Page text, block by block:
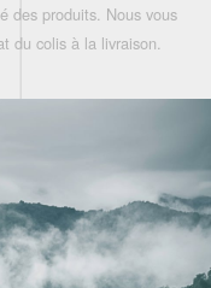
des produits. Nous vous
du colis à la livraison.